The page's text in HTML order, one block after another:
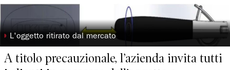
◗ L'oggetto ritirato dal mercato
A titolo precauzionale, l’azienda invita tutti